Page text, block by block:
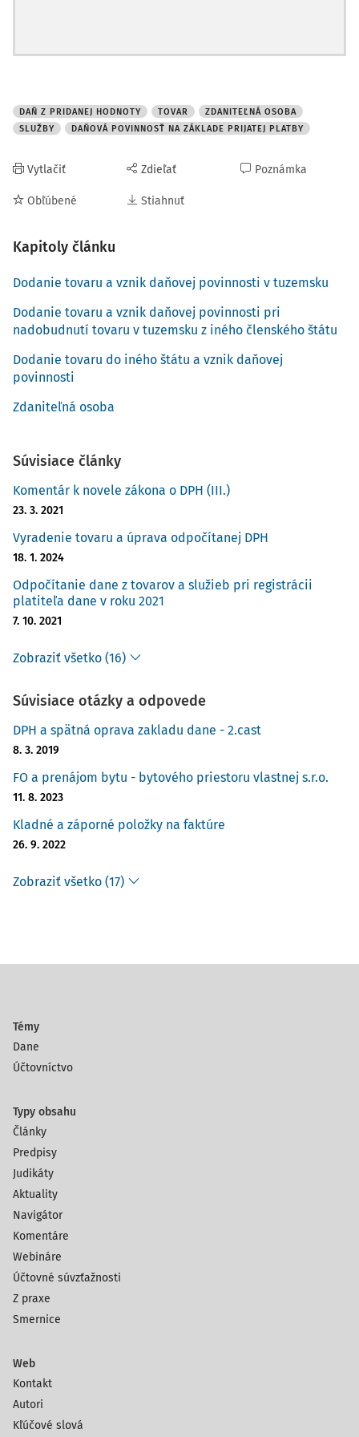
Pre dodanie tovaru, na ktorý zákon viaže vznik daňovej
Na účely zákona o DPH sú hmotným majetkom:
hnuteľné veci,
nehnuteľné veci,
elektrina, plyn, voda, teplo, chlad a podobné nehmotné
bankovky a mince, ak sa predávajú na zberateľské
účely za inú cenu, ako je ich nominálna hodnota, alebo
za inú cenu, ako je prepočet ich nominálnej hodnoty
DAŇ Z PRIDANEJ HODNOTY TOVAR
ZDANITEĽNÁ OSOBA
SLUŽBY
DAŇOVÁ POVINNOSŤ NA ZÁKLADE PRIJATEJ PLATBY
Vytlačiť
Obľúbené
Zdieľať
Stiahnuť
Poznámka
Kapitoly článku
Dodanie tovaru a vznik daňovej povinnosti v tuzemsku
Dodanie tovaru a vznik daňovej povinnosti pri
nadobudnutí tovaru v tuzemsku z iného členského štátu
Dodanie tovaru do iného štátu a vznik daňovej
povinnosti
Zdaniteľná osoba
Súvisiace články
Komentár k novele zákona o DPH (III.)
23. 3. 2021
Vyradenie tovaru a úprava odpočítanej DPH
18. 1. 2024
Odpočítanie dane z tovarov a služieb pri registrácii
platiteľa dane v roku 2021
7. 10. 2021
Zobraziť všetko (16)
Súvisiace otázky a odpovede
DPH a spätná oprava zakladu dane - 2.cast
8. 3. 2019
FO a prenájom bytu - bytového priestoru vlastnej s.r.o.
11. 8. 2023
Kladné a záporné položky na faktúre
26. 9. 2022
Zobraziť všetko (17)
Témy
Dane
Účtovníctvo
Typy obsahu
Články
Predpisy
Judikáty
Aktuality
Navigátor
Komentáre
Webináre
Účtovné súvzťažnosti
Z praxe
Smernice
Web
Kontakt
Autori
Kľúčové slová